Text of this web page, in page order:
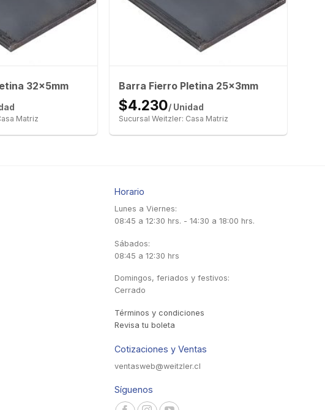
32x5mm
Matriz
Barra Fierro Pletina 25x3mm
$4.230/ Unidad
Sucursal Weitzler: Casa Matriz
Horario
Lunes a Viernes:
08:45 a 12:30 hrs. - 14:30 a 18:00 hrs.
Sábados:
08:45 a 12:30 hrs
Domingos, feriados y festivos:
Cerrado
Términos y condiciones
Revisa tu boleta
Cotizaciones y Ventas
ventasweb@weitzler.cl
Síguenos